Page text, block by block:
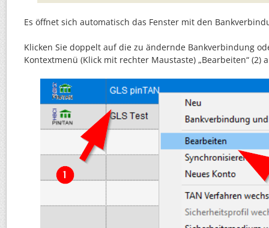
Es öffnet sich automatisch das Fenster mit den
Klicken Sie doppelt auf die zu ändernde Bankverbindung
Kontextmenü (Klick mit rechter Maustaste) „Bearbeiten“ (2)